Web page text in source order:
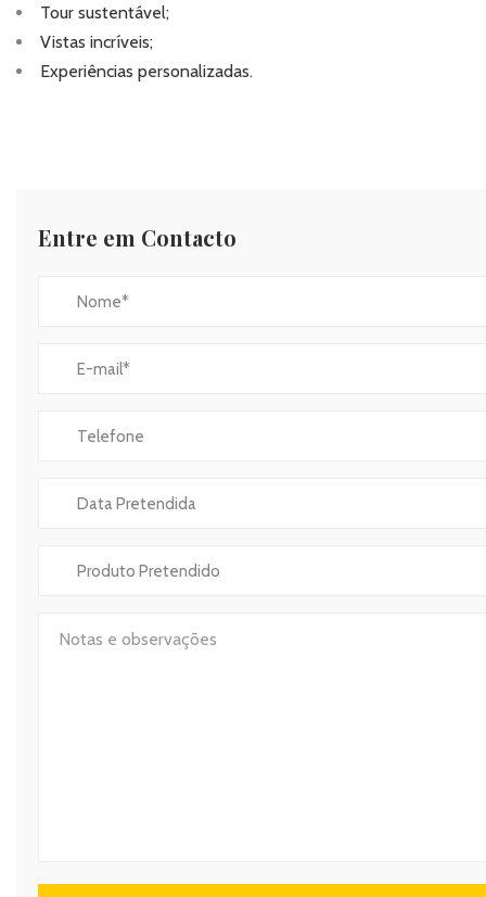
Tour sustentável;
Vistas incríveis;
Experiências personalizadas.
Entre em Contacto